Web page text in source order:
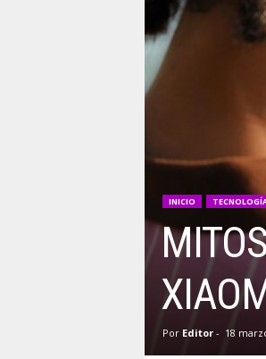
INICIO
Por Editor- 18